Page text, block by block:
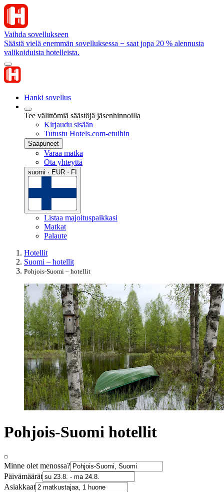
Vaihda sovellukseen
Säästä vielä enemmän sovelluksessa − saat jopa 20 % alennusta
valikoiduista hotelleista.
Hanki sovellus
Tee välittömiä säästöjä jäsenhinnoilla
Kirjaudu sisään
Tutustu Hotels.com-etuihin
Saapuneet
Varaa matka
Ota yhteyttä
suomi · EUR · FI
Listaa majoituspaikkasi
Matkat
Palaute
Hotellit
Suomi – hotellit
Pohjois-Suomi – hotellit
Pohjois-Suomi hotellit
Minne olet menossa?
Päivämäärät
Asiakkaat